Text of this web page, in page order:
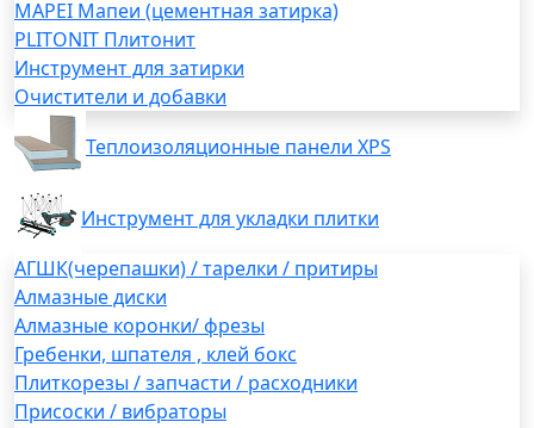
MAPEI Мапеи (цементная затирка)
PLITONIT Плитонит
Инструмент для затирки
Очистители и добавки
Теплоизоляционные панели XPS
Инструмент для укладки плитки
АГШК(черепашки) / тарелки / притиры
Алмазные диски
Алмазные коронки/ фрезы
Гребенки, шпателя , клей бокс
Плиткорезы / запчасти / расходники
Присоски / вибраторы